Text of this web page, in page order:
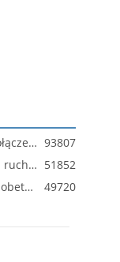
Badania wybranych doczołowych połączeń śrubowych z imperfekcjami 93807
Charakterystyki zmienności natężeń ruchu i ich wpływ na eksploatację wybranych obiektów drogowych 51852
Optymalne kształtowanie belek kablobetonowych
49720